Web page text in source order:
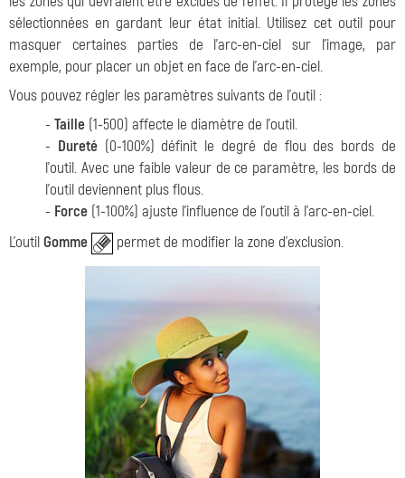
sélectionnées en gardant leur état initial. Utilisez cet outil pour
masquer certaines parties de l'arc-en-ciel sur l'image, par
exemple, pour placer un objet en face de l'arc-en-ciel.
Vous pouvez régler les paramètres suivants de l'outil :
- Taille (1-500) affecte le diamètre de l'outil.
- Dureté(0-100%) définit le degré de flou des bords de
l'outil. Avec une faible valeur de ce paramètre, les bords de
l'outil deviennent plus flous.
- Force (1-100%) ajuste l'influence de l'outil à l'arc-en-ciel.
L'outilGomme permet de modifier la zone d'exclusion.